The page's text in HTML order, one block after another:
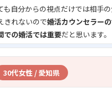
も自分からの視点だけでは相手
きれないので婚活カウンセラー
での婚活では重要だと思います。
30代女性 / 愛知県